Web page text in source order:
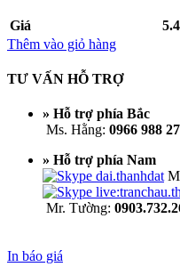
Giá
Thêm vào giỏ hàng
TƯ VẤN HỖ TRỢ
» Hỗ trợ phía Bắc
Ms. Hằng: 0966 988
» Hỗ trợ phía Nam
Mr. Tường:
In báo giá